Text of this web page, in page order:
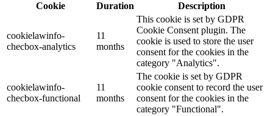
Cookie Duration Description
cookielawinfo-
checbox-analytics
11
months
This cookie is set by GDPR
Cookie Consent plugin. The
cookie is used to store the user
consent for the cookies in the
category "Analytics".
cookielawinfo-
checbox-functional
11
months
The cookie is set by GDPR
cookie consent to record the user
consent for the cookies in the
category "Functional".